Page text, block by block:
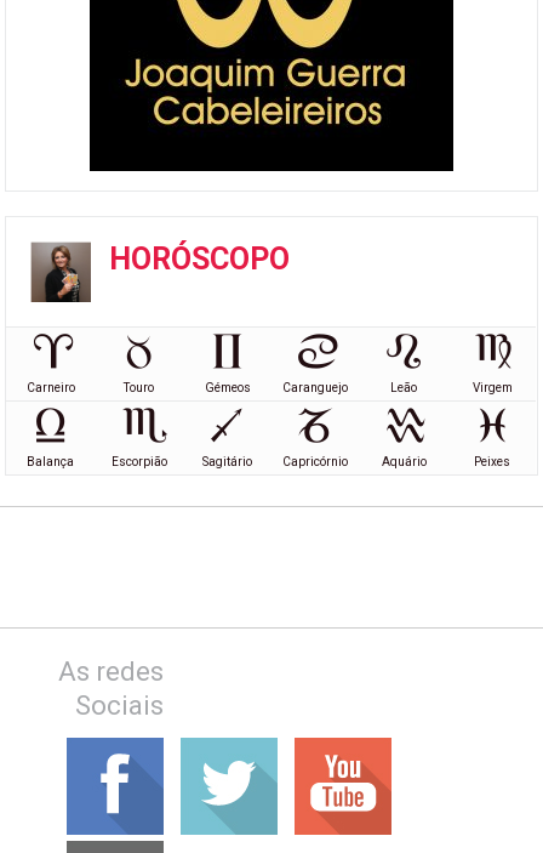
HORÓSCOPO
Carneiro Touro Gémeos Caranguejo Leão Virgem
Balança Escorpião Sagitário Capricórnio Aquário Peixes
As redes
Sociais